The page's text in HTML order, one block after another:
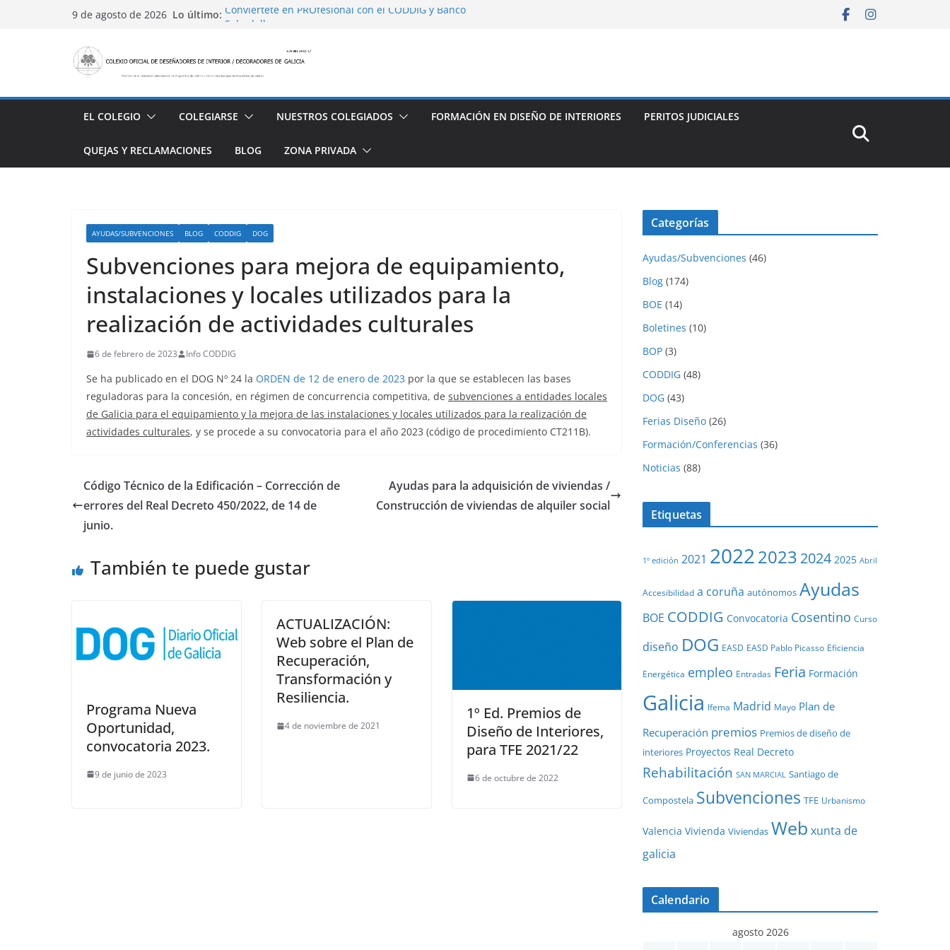
9 de agosto de 2026 Lo último: Conviértete en PROfesional con el CODDIG y Banco
alojamiento y restauración
San Marcial 2025
EL COLEGIO
COLEGIARSE NUESTROS COLEGIADOS FORMACIÓN EN DISEÑO DE INTERIORES PERITOS JUDICIALES
QUEJAS Y RECLAMACIONES BLOG ZONA PRIVADA
AYUDAS/SUBVENCIONES BLOG CODDIG DOG
Subvenciones para mejora de equipamiento,
instalaciones y locales utilizados para la
realización de actividades culturales
6 de febrero de 2023 Info CODDIG
Se ha publicado en el DOG Nº 24 la ORDEN de 12 de enero de 2023 por la que se establecen las bases
reguladoras para la concesión, en régimen de concurrencia competitiva, de subvenciones a entidades locales
de Galicia para el equipamiento y la mejora de las instalaciones y locales utilizados para la realización de
actividades culturales, y se procede a su convocatoria para el año 2023 (código de procedimiento CT211B).
Código Técnico de la Edificación – Corrección de
errores del Real Decreto 450/2022, de 14 de
junio.
Ayudas para la adquisición de viviendas /
Construcción de viviendas de alquiler social
También te puede gustar
Programa Nueva
Oportunidad,
convocatoria 2023.
9 de junio de 2023
ACTUALIZACIÓN:
Web sobre el Plan de
Recuperación,
Transformación y
Resiliencia.
4 de noviembre de 2021
1º Ed. Premios de
Diseño de Interiores,
para TFE 2021/22
6 de octubre de 2022
Categorías
Ayudas/Subvenciones (46)
Blog (174)
BOE (14)
Boletines (10)
BOP (3)
CODDIG (48)
DOG (43)
Ferias Diseño (26)
Formación/Conferencias (36)
Noticias (88)
Etiquetas
1º edición 2021 20222023 2024 2025 Abril
Accesibilidad a coruña autónomos Ayudas
BOE CODDIG Convocatoria Cosentino Curso
diseño DOG EASD EASD Pablo Picasso Eficiencia
Energética empleo Entradas Feria Formación
Galicia Ifema Madrid Mayo Plan de
Recuperación premios Premios de diseño de
interiores Proyectos Real Decreto
Rehabilitación SAN MARCIAL Santiago de
Compostela Subvenciones TFE Urbanismo
Valencia Vivienda Viviendas Web xunta de
galicia
Calendario
agosto 2026